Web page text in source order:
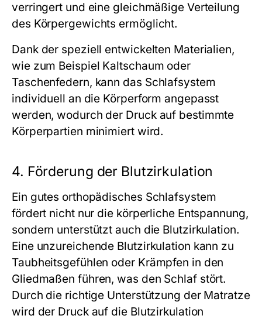
verringert und eine gleichmäßige Verteilung
des Körpergewichts ermöglicht.
Dank der speziell entwickelten Materialien,
wie zum Beispiel Kaltschaum oder
Taschenfedern, kann das Schlafsystem
individuell an die Körperform angepasst
werden, wodurch der Druck auf bestimmte
Körperpartien minimiert wird.
4. Förderung der Blutzirkulation
Ein gutes orthopädisches Schlafsystem
fördert nicht nur die körperliche Entspannung,
sondern unterstützt auch die Blutzirkulation.
Eine unzureichende Blutzirkulation kann zu
Taubheitsgefühlen oder Krämpfen in den
Gliedmaßen führen, was den Schlaf stört.
Durch die richtige Unterstützung der Matratze
wird der Druck auf die Blutzirkulation